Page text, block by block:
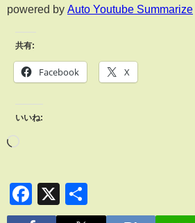
powered by Auto Youtube Summarize
共有:
Facebook X
いいね:
Facebook
X
有